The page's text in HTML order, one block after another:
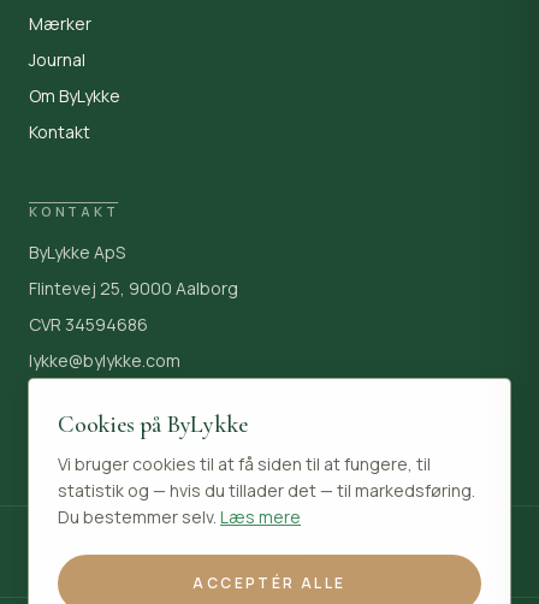
Mærker
Journal
Om ByLykke
Kontakt
KONTAKT
ByLykke ApS
Flintevej 25, 9000 Aalborg
CVR 34594686
lykke@bylykke.com
Trustpilot
DIN E-MAIL
Cookies på ByLykke
Vi bruger cookies til at få siden til at fungere, til
statistik og — hvis du tillader det — til markedsføring.
Du bestemmer selv. Læs mere
ACCEPTÉR ALLE